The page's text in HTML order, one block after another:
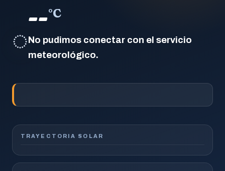
◌
--°C
No pudimos conectar con el servicio
meteorológico.
TRAYECTORIA SOLAR